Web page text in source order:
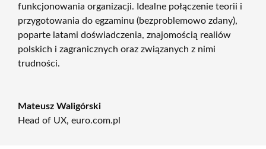
funkcjonowania organizacji. Idealne połączenie teorii i
przygotowania do egzaminu (bezproblemowo zdany),
poparte latami doświadczenia, znajomością realiów
polskich i zagranicznych oraz związanych z nimi
trudności.
Mateusz Waligórski
Head of UX, euro.com.pl